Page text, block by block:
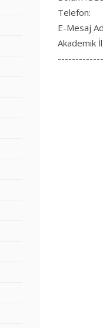
Telefon:
E-Mesaj
Akademik